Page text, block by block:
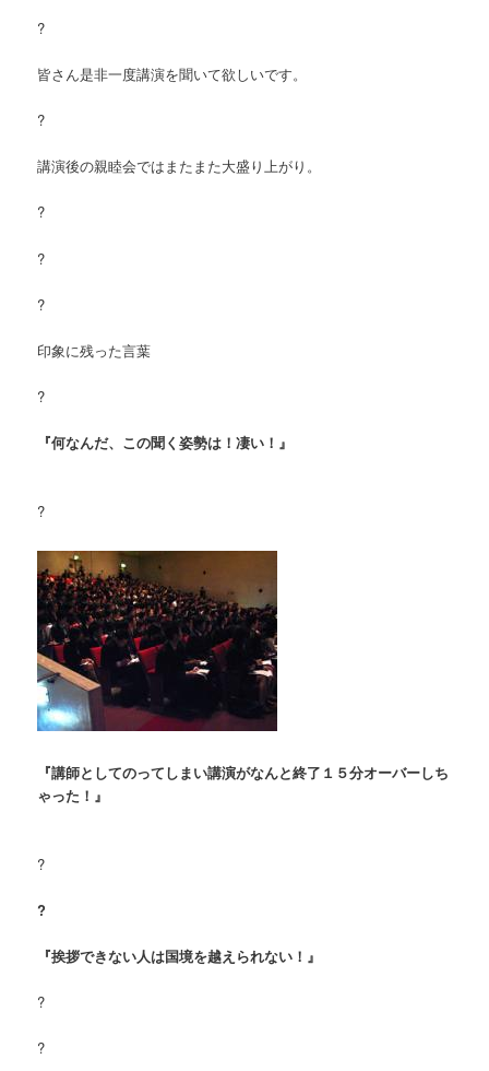
?
皆さん是非一度講演を聞いて欲しいです。
?
講演後の親睦会ではまたまた大盛り上がり。
?
?
?
印象に残った言葉
?
『何なんだ、この聞く姿勢は！凄い！』
?
『講師としてのってしまい講演がなんと終了１５分オーバーしち
ゃった！』
?
?
『挨拶できない人は国境を越えられない！』
?
?